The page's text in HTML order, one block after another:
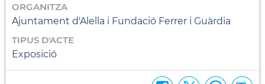
ORGANITZA
Ajuntament d'Alella i Fundació Ferrer i Guàrdia
TIPUS D'ACTE
Exposició